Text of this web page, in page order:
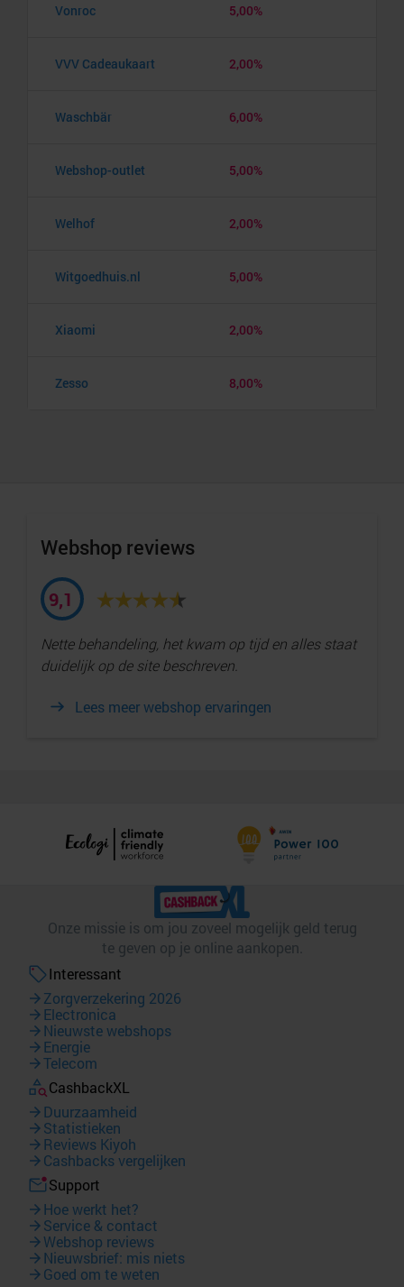
Vonroc 5,00%
VVV Cadeaukaart 2,00%
Waschbär 6,00%
Webshop-outlet 5,00%
Welhof 2,00%
Witgoedhuis.nl 5,00%
Xiaomi 2,00%
Zesso 8,00%
Webshop reviews
9,1
Nette behandeling, het kwam op tijd en alles staat
duidelijk op de site beschreven.
Lees meer webshop ervaringen
Onze missie is om jou zoveel mogelijk geld terug
te geven op je online aankopen.
Interessant
Zorgverzekering 2026
Electronica
Nieuwste webshops
Energie
Telecom
CashbackXL
Duurzaamheid
Statistieken
Reviews Kiyoh
Cashbacks vergelijken
Support
Hoe werkt het?
Service & contact
Webshop reviews
Nieuwsbrief: mis niets
Goed om te weten